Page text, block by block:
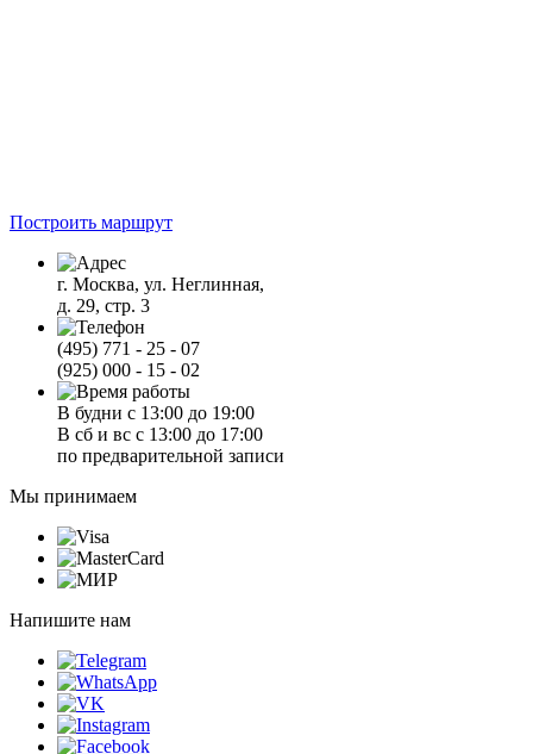
Построить маршрут
г. Москва, ул. Неглинная,
д. 29, стр. 3
(495) 771 - 25 - 07
(925) 000 - 15 - 02
В будни с 13:00 до 19:00
В сб и вс с 13:00 до 17:00
по предварительной записи
Мы принимаем
Напишите нам